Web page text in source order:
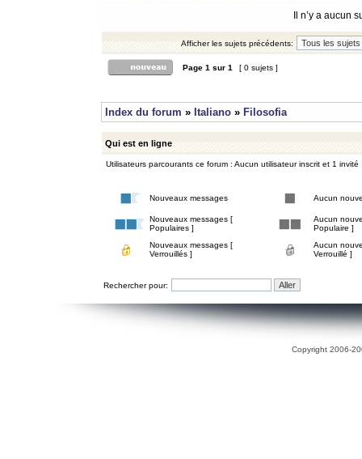
Il n’y a aucun
Afficher les sujets précédents:
Page 1 sur 1 [ 0 sujets ]
Index du forum » Italiano » Filosofia
Qui est en ligne
Utilisateurs parcourants ce forum : Aucun utilisateur inscrit et 1 invité
Nouveaux messages Aucun
Nouveaux messages [
Populaires ]
Aucun
Populaire ]
Nouveaux messages [
Verrouillés ]
Aucun
Verrouillé ]
Rechercher pour:
Copyright 2006-